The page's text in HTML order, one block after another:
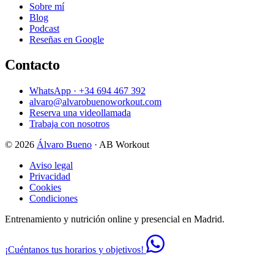
Sobre mí
Blog
Podcast
Reseñas en Google
Contacto
WhatsApp · +34 694 467 392
alvaro@alvarobuenoworkout.com
Reserva una videollamada
Trabaja con nosotros
© 2026 Álvaro Bueno · AB Workout
Aviso legal
Privacidad
Cookies
Condiciones
Entrenamiento y nutrición online y presencial en Madrid.
¡Cuéntanos tus horarios y objetivos!